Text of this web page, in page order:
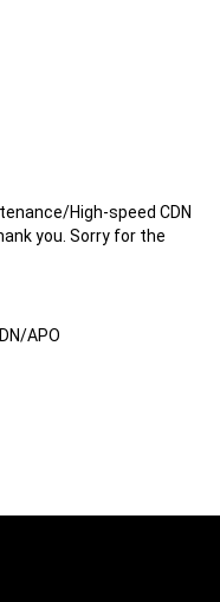
High-speed CDN
you. Sorry for the
APO